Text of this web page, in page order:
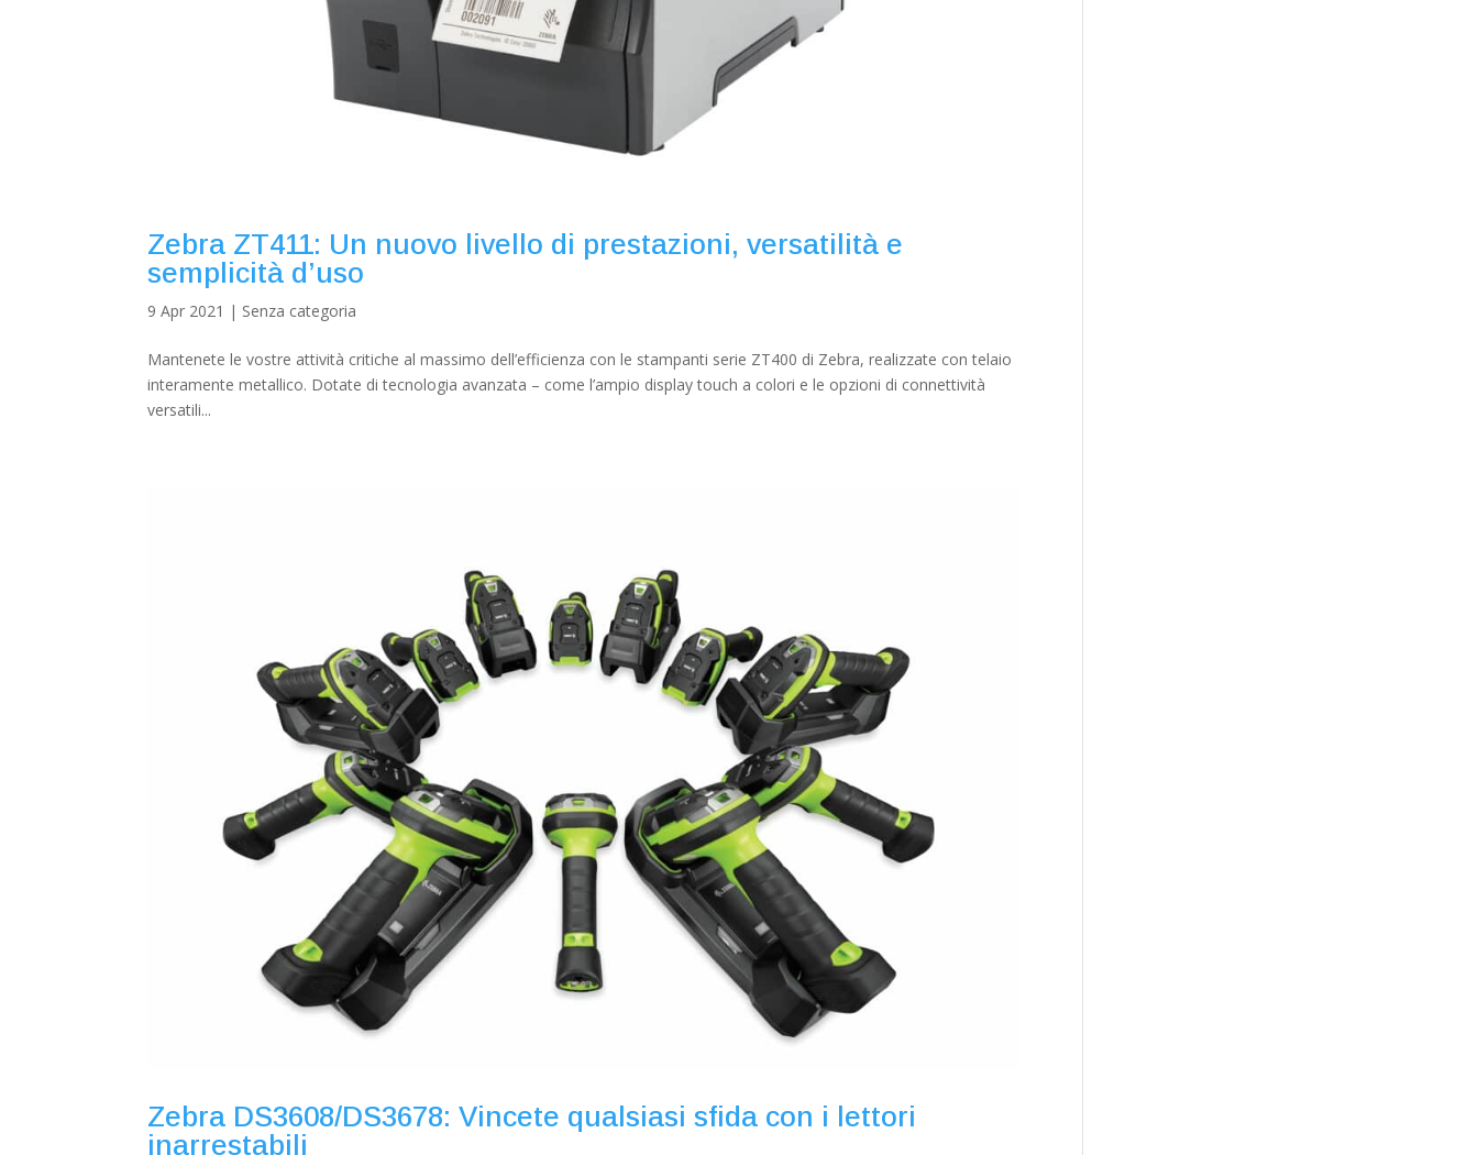
Zebra ZT411: Un nuovo livello di prestazioni, versatilità e
semplicità d’uso
9 Apr 2021 | Senza categoria
Mantenete le vostre attività critiche al massimo dell’efficienza con le stampanti serie ZT400 di Zebra, realizzate con telaio
interamente metallico. Dotate di tecnologia avanzata – come l’ampio display touch a colori e le opzioni di connettività
versatili...
Zebra DS3608/DS3678: Vincete qualsiasi sfida con i lettori
inarrestabili